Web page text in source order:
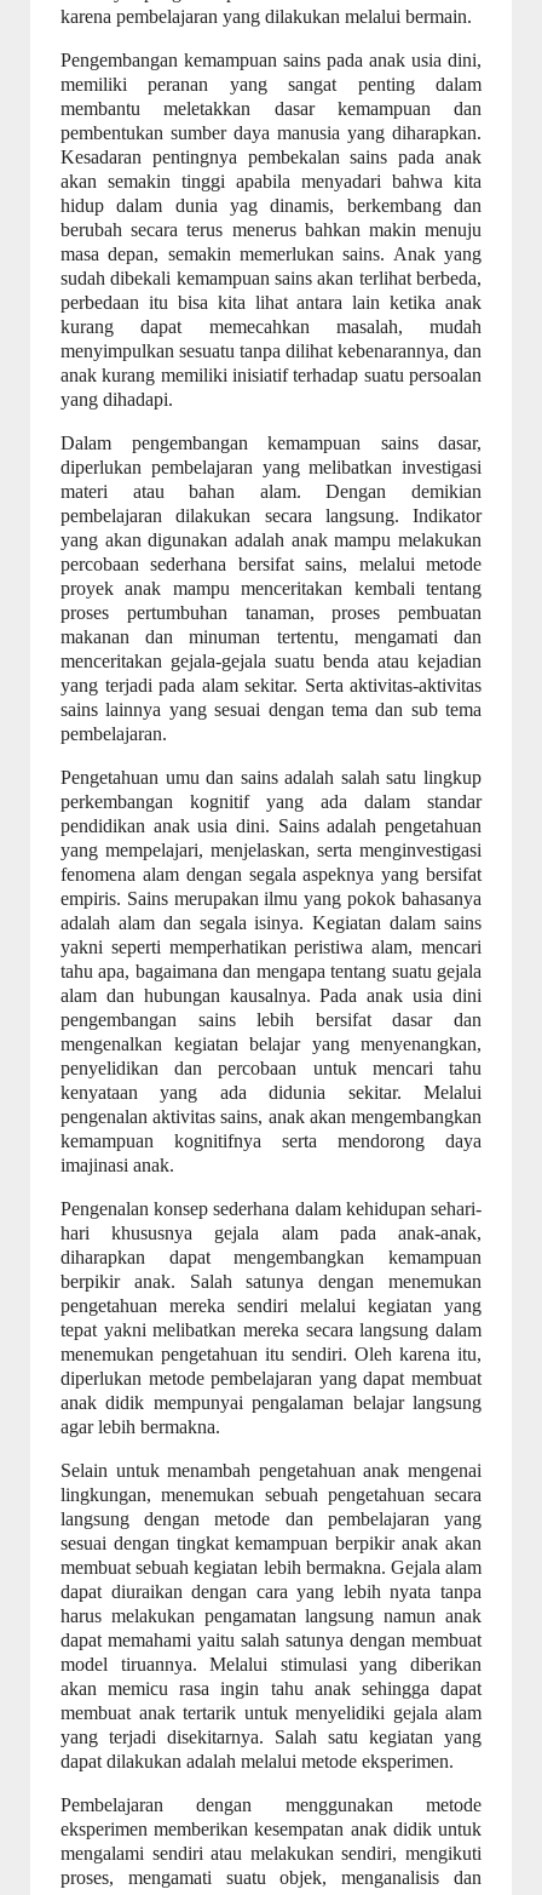
karena pembelajaran yang dilakukan melalui bermain.
Pengembangan kemampuan sains pada anak usia dini,
memiliki peranan yang sangat penting dalam
membantu meletakkan dasar kemampuan dan
pembentukan sumber daya manusia yang diharapkan.
Kesadaran pentingnya pembekalan sains pada anak
akan semakin tinggi apabila menyadari bahwa kita
hidup dalam dunia yag dinamis, berkembang dan
berubah secara terus menerus bahkan makin menuju
masa depan, semakin memerlukan sains. Anak yang
sudah dibekali kemampuan sains akan terlihat berbeda,
perbedaan itu bisa kita lihat antara lain ketika anak
kurang dapat memecahkan masalah, mudah
menyimpulkan sesuatu tanpa dilihat kebenarannya, dan
anak kurang memiliki inisiatif terhadap suatu persoalan
yang dihadapi.
Dalam pengembangan kemampuan sains dasar,
diperlukan pembelajaran yang melibatkan investigasi
materi atau bahan alam. Dengan demikian
pembelajaran dilakukan secara langsung. Indikator
yang akan digunakan adalah anak mampu melakukan
percobaan sederhana bersifat sains, melalui metode
proyek anak mampu menceritakan kembali tentang
proses pertumbuhan tanaman, proses pembuatan
makanan dan minuman tertentu, mengamati dan
menceritakan gejala-gejala suatu benda atau kejadian
yang terjadi pada alam sekitar. Serta aktivitas-aktivitas
sains lainnya yang sesuai dengan tema dan sub tema
pembelajaran.
Pengetahuan umu dan sains adalah salah satu lingkup
perkembangan kognitif yang ada dalam standar
pendidikan anak usia dini. Sains adalah pengetahuan
yang mempelajari, menjelaskan, serta menginvestigasi
fenomena alam dengan segala aspeknya yang bersifat
empiris. Sains merupakan ilmu yang pokok bahasanya
adalah alam dan segala isinya. Kegiatan dalam sains
yakni seperti memperhatikan peristiwa alam, mencari
tahu apa, bagaimana dan mengapa tentang suatu gejala
alam dan hubungan kausalnya. Pada anak usia dini
pengembangan sains lebih bersifat dasar dan
mengenalkan kegiatan belajar yang menyenangkan,
penyelidikan dan percobaan untuk mencari tahu
kenyataan yang ada didunia sekitar. Melalui
pengenalan aktivitas sains, anak akan mengembangkan
kemampuan kognitifnya serta mendorong daya
imajinasi anak.
Pengenalan konsep sederhana dalam kehidupan sehari-
hari khususnya gejala alam pada anak-anak,
diharapkan dapat mengembangkan kemampuan
berpikir anak. Salah satunya dengan menemukan
pengetahuan mereka sendiri melalui kegiatan yang
tepat yakni melibatkan mereka secara langsung dalam
menemukan pengetahuan itu sendiri. Oleh karena itu,
diperlukan metode pembelajaran yang dapat membuat
anak didik mempunyai pengalaman belajar langsung
agar lebih bermakna.
Selain untuk menambah pengetahuan anak mengenai
lingkungan, menemukan sebuah pengetahuan secara
langsung dengan metode dan pembelajaran yang
sesuai dengan tingkat kemampuan berpikir anak akan
membuat sebuah kegiatan lebih bermakna. Gejala alam
dapat diuraikan dengan cara yang lebih nyata tanpa
harus melakukan pengamatan langsung namun anak
dapat memahami yaitu salah satunya dengan membuat
model tiruannya. Melalui stimulasi yang diberikan
akan memicu rasa ingin tahu anak sehingga dapat
membuat anak tertarik untuk menyelidiki gejala alam
yang terjadi disekitarnya. Salah satu kegiatan yang
dapat dilakukan adalah melalui metode eksperimen.
Pembelajaran dengan menggunakan metode
eksperimen memberikan kesempatan anak didik untuk
mengalami sendiri atau melakukan sendiri, mengikuti
proses, mengamati suatu objek, menganalisis dan